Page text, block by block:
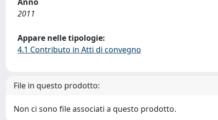
2011
Appare nelle tipologie:
4.1 Contributo in Atti di convegno
File in questo prodotto:
Non ci sono file associati a questo prodotto.